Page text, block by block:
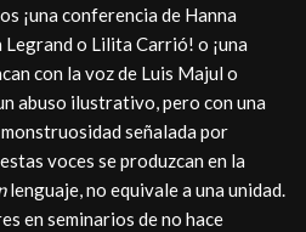
¡una conferencia de Hanna
o Lilita Carrió! o ¡una
con la voz de Luis Majul o
abuso ilustrativo, pero con una
señalada por
voces se produzcan en la
lenguaje, no equivale a una unidad.
en seminarios de no hace